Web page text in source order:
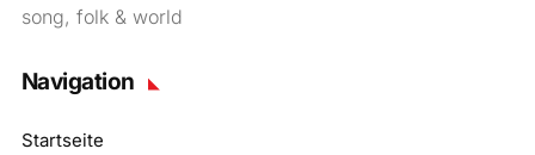
song, folk & world
Navigation
Startseite